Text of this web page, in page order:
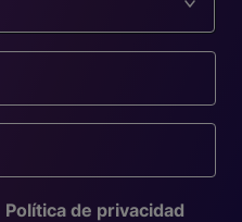
Política de privacidad